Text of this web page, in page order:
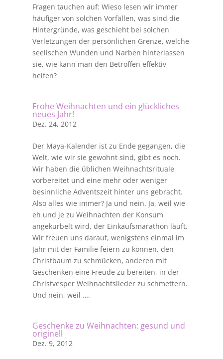
Fragen tauchen auf: Wieso lesen wir immer
häufiger von solchen Vorfällen, was sind die
Hintergründe, was geschieht bei solchen
Verletzungen der persönlichen Grenze, welche
seelischen Wunden und Narben hinterlassen
sie, wie kann man den Betroffen effektiv
helfen?
Frohe Weihnachten und ein glückliches
neues Jahr!
Dez. 24, 2012
Der Maya-Kalender ist zu Ende gegangen, die
Welt, wie wir sie gewohnt sind, gibt es noch.
Wir haben die üblichen Weihnachtsrituale
vorbereitet und eine mehr oder weniger
besinnliche Adventszeit hinter uns gebracht.
Also alles wie immer? Ja und nein. Ja, weil wie
eh und je zu Weihnachten der Konsum
angekurbelt wird, der Einkaufsmarathon läuft.
Wir freuen uns darauf, wenigstens einmal im
Jahr mit der Familie feiern zu können, den
Christbaum zu schmücken, anderen mit
Geschenken eine Freude zu bereiten, in der
Christvesper Weihnachtslieder zu schmettern.
Und nein, weil ….
Geschenke zu Weihnachten: gesund und
originell
Dez. 9, 2012